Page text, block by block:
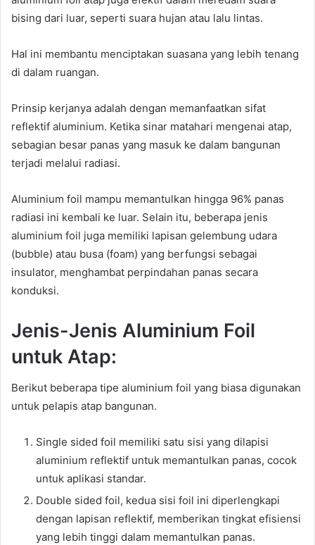
bising dari luar, seperti suara hujan atau lalu lintas.
Hal ini membantu menciptakan suasana yang lebih tenang
di dalam ruangan.
Prinsip kerjanya adalah dengan memanfaatkan sifat
reflektif aluminium. Ketika sinar matahari mengenai atap,
sebagian besar panas yang masuk ke dalam bangunan
terjadi melalui radiasi.
Aluminium foil mampu memantulkan hingga 96% panas
radiasi ini kembali ke luar. Selain itu, beberapa jenis
aluminium foil juga memiliki lapisan gelembung udara
(bubble) atau busa (foam) yang berfungsi sebagai
insulator, menghambat perpindahan panas secara
konduksi.
Jenis-Jenis Aluminium Foil
untuk Atap:
Berikut beberapa tipe aluminium foil yang biasa digunakan
untuk pelapis atap bangunan.
Single sided foil memiliki satu sisi yang dilapisi
aluminium reflektif untuk memantulkan panas, cocok
untuk aplikasi standar.
Double sided foil, kedua sisi foil ini diperlengkapi
dengan lapisan reflektif, memberikan tingkat efisiensi
yang lebih tinggi dalam memantulkan panas.